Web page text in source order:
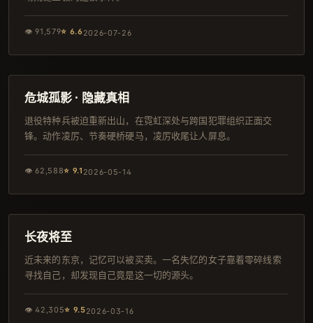
👁91,579⭐ 6.6 2026-07-26
独播
危城孤影 · 隐藏真相
退役特种兵被迫重新出山，在霓虹深处与跨国犯罪组织正面交
锋。动作凌厉、节奏硬桥硬马，凌厉收尾让人屏息。
👁62,588⭐ 9.1 2026-05-14
独播
长夜将至
近未来的东京，记忆可以被买卖。一名失忆的女子靠着零碎线索
寻找自己，却发现自己竟是这一切的源头。
👁42,305⭐ 9.52026-03-16